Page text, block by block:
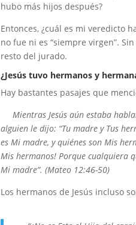
hubo más hijos después?
Entonces, ¿cuál es mi veredicto
no fue ni es “siempre virgen”.
resto del jurado.
¿Jesús tuvo hermanos y
Hay bastantes pasajes que
Mientras Jesús aún estaba
alguien le dijo: “Tu madre y Tus
es Mi madre, y quiénes son Mis
Mis hermanos! Porque cualquiera
Mi madre”. (Mateo 12:46-50)
Los hermanos de Jesús incluso